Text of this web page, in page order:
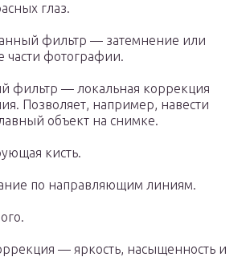
глаз.
фильтр — затемнение или
части фотографии.
фильтр — локальная коррекция
Позволяет, например, навести
объект на снимке.
кисть.
по направляющим линиям.
— яркость, насыщенность и